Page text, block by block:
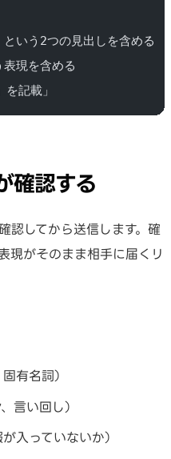
いう2つの見出しを含める
現を含める
記載」
確認する
認してから送信します。確
現がそのまま相手に届くリ
有名詞）
言い回し）
入っていないか）